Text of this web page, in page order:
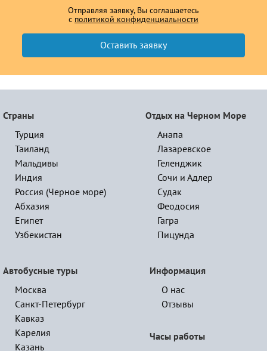
Отправляя заявку, Вы соглашаетесь
с политикой конфиденциальности
Страны
Турция
Таиланд
Мальдивы
Индия
Россия (Черное море)
Абхазия
Египет
Узбекистан
Отдых на Черном Море
Анапа
Лазаревское
Геленджик
Сочи и Адлер
Судак
Феодосия
Гагра
Пицунда
Автобусные туры
Москва
Санкт-Петербург
Кавказ
Карелия
Казань
Информация
О нас
Отзывы
Часы работы